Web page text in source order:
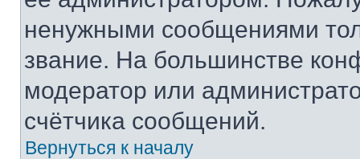
ненужными сообщениями
звание. На большинстве
модератор или
счётчика сообщений.
Вернуться к началу